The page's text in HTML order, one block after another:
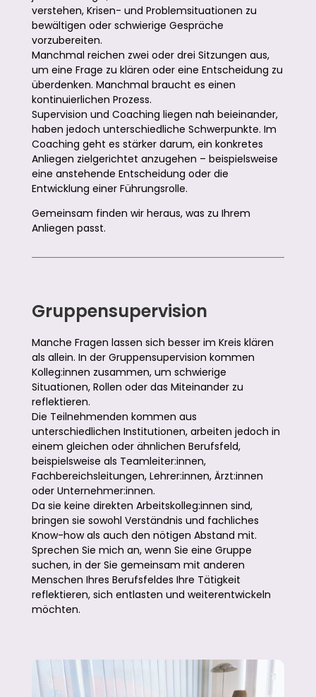
verstehen, Krisen- und Problemsituationen zu
bewältigen oder schwierige Gespräche
vorzubereiten.
Manchmal reichen zwei oder drei Sitzungen aus,
um eine Frage zu klären oder eine Entscheidung zu
überdenken. Manchmal braucht es einen
kontinuierlichen Prozess.
Supervision und Coaching liegen nah beieinander,
haben jedoch unterschiedliche Schwerpunkte. Im
Coaching geht es stärker darum, ein konkretes
Anliegen zielgerichtet anzugehen – beispielsweise
eine anstehende Entscheidung oder die
Entwicklung einer Führungsrolle.
Gemeinsam finden wir heraus, was zu Ihrem
Anliegen passt.
Gruppensupervision
Manche Fragen lassen sich besser im Kreis klären
als allein. In der Gruppensupervision kommen
Kolleg:innen zusammen, um schwierige
Situationen, Rollen oder das Miteinander zu
reflektieren.
Die Teilnehmenden kommen aus
unterschiedlichen Institutionen, arbeiten jedoch in
einem gleichen oder ähnlichen Berufsfeld,
beispielsweise als Teamleiter:innen,
Fachbereichsleitungen, Lehrer:innen, Ärzt:innen
oder Unternehmer:innen.
Da sie keine direkten Arbeitskolleg:innen sind,
bringen sie sowohl Verständnis und fachliches
Know-how als auch den nötigen Abstand mit.
Sprechen Sie mich an, wenn Sie eine Gruppe
suchen, in der Sie gemeinsam mit anderen
Menschen Ihres Berufsfeldes Ihre Tätigkeit
reflektieren, sich entlasten und weiterentwickeln
möchten.